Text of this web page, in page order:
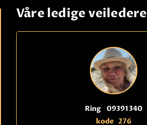
Våre ledige veiledere
Ring 09391340
kode 276